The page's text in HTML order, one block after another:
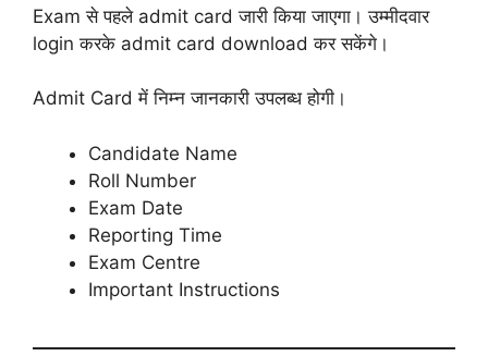
Exam से पहले admit card जारी किया जाएगा। उम्मीदवार
login करके admit card download कर सकेंगे।
Admit Card में निम्न जानकारी उपलब्ध होगी।
Candidate Name
Roll Number
Exam Date
Reporting Time
Exam Centre
Important Instructions